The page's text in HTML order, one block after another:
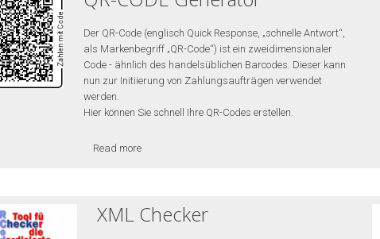
Der QR-Code (englisch Quick Response, „schnelle Antwort“,
als Markenbegriff „QR-Code“) ist ein zweidimensionaler
Code - ähnlich des handelsüblichen Barcodes. Dieser kann
nun zur Initiierung von Zahlungsaufträgen verwendet
werden.
Hier können Sie schnell Ihre QR-Codes erstellen.
Read more
XML Checker